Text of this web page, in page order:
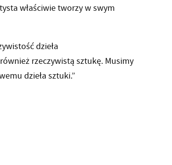
właściwie tworzy w swym
dzieła
rzeczywistą sztukę. Musimy
dzieła sztuki.”